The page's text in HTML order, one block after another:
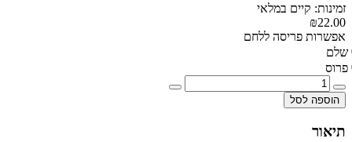
זמינות: קיים במלאי
₪22.00
אפשרות פריסה ללחם
שלם
פרוס
הוספה לסל
תיאור